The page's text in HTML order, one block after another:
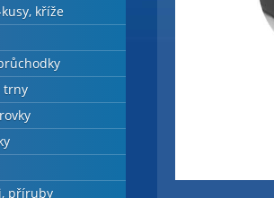
kříže
trny
příruby